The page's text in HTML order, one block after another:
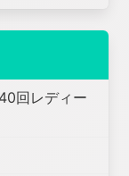
回レディー